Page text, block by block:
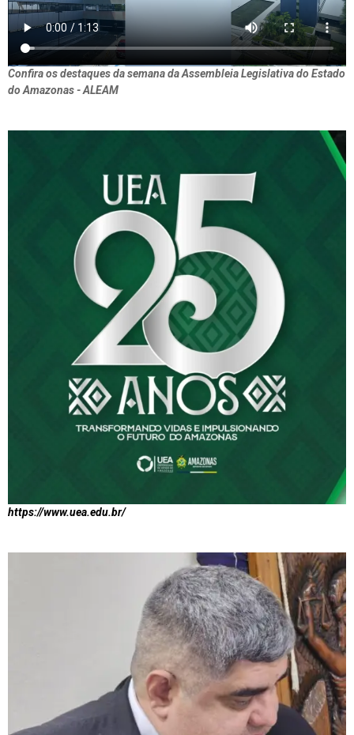
Confira os destaques da semana da Assembleia Legislativa do Estado
do Amazonas - ALEAM
https://www.uea.edu.br/